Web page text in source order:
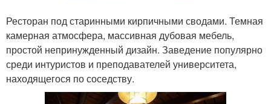
Ресторан под старинными кирпичными сводами. Темная
камерная атмосфера, массивная дубовая мебель,
простой непринужденный дизайн. Заведение популярно
среди интуристов и преподавателей университета,
находящегося по соседству.